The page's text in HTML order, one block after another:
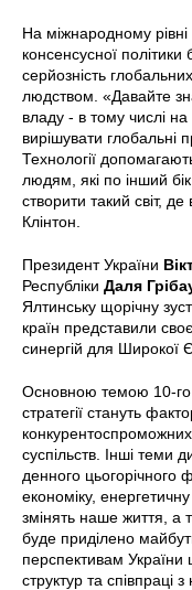
На міжнародному рівні
консенсусної
серйозність
людством. «Давайте
владу - в тому числі
вирішувати глобальні
Технології
людям, які по інший
створити такий світ,
Клінтон.
Президент України
Республіки Даля
Ялтинську щорічну
країн представили
синергій для Широкої
Основною темою 10-го
стратегії стануть
суспільств. Інші теми
денного
економіку,
змінять наше життя, а
буде приділено
перспективам України
структур та співпраці з